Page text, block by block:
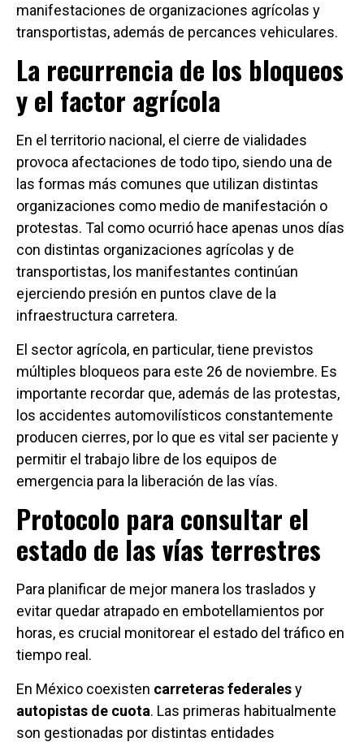
manifestaciones de organizaciones agrícolas y
transportistas, además de percances vehiculares.
La recurrencia de los bloqueos
y el factor agrícola
En el territorio nacional, el cierre de vialidades
provoca afectaciones de todo tipo, siendo una de
las formas más comunes que utilizan distintas
organizaciones como medio de manifestación o
protestas. Tal como ocurrió hace apenas unos días
con distintas organizaciones agrícolas y de
transportistas, los manifestantes continúan
ejerciendo presión en puntos clave de la
infraestructura carretera.
El sector agrícola, en particular, tiene previstos
múltiples bloqueos para este 26 de noviembre. Es
importante recordar que, además de las protestas,
los accidentes automovilísticos constantemente
producen cierres, por lo que es vital ser paciente y
permitir el trabajo libre de los equipos de
emergencia para la liberación de las vías.
Protocolo para consultar el
estado de las vías terrestres
Para planificar de mejor manera los traslados y
evitar quedar atrapado en embotellamientos por
horas, es crucial monitorear el estado del tráfico en
tiempo real.
En México coexisten carreteras federalesy
autopistas de cuota. Las primeras habitualmente
son gestionadas por distintas entidades